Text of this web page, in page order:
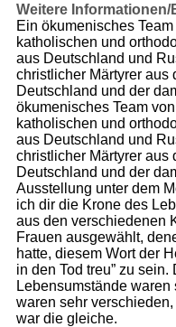
Weitere
Ein ökumenisches
katholischen und
aus Deutschland und
christlicher Märtyrer aus
Deutschland und der
ökumenisches Team
katholischen und
aus Deutschland und
christlicher Märtyrer aus
Deutschland und der
Ausstellung unter dem
ich dir die Krone des
aus den verschiedenen
Frauen ausgewählt,
hatte, diesem Wort der
in den Tod treu” zu
Lebensumstände
waren sehr
war die gleiche.